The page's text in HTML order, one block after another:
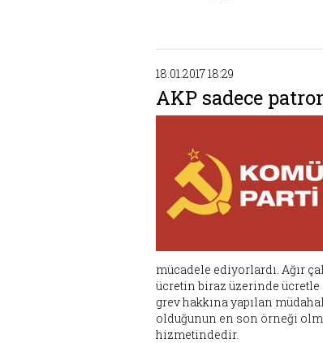
18.01.2017 18:29
AKP sadece
mücadele ediyorlardı. Ağır
ücretin biraz üzerinde
grev hakkına yapılan
olduğunun en son örneği
hizmetindedir.